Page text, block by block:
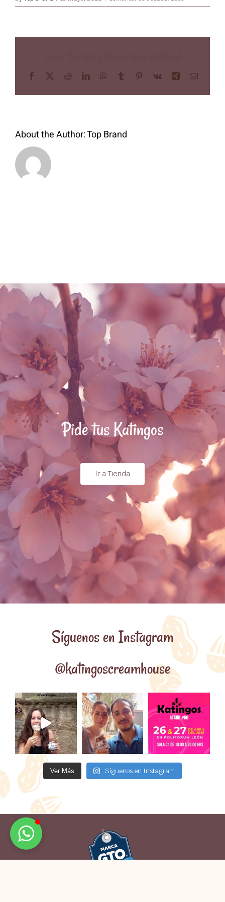
Mi Cuenta
eeeee
Facebook RedditLinkedInWhatsApp
Tumblr Pinterest
Vk Xing Email
About the Author:Top Brand
Pide tus Katingos
Ir a Tienda
Síguenos en Instagram
@katingoscreamhouse
Ver Más Síguenos en Instagram